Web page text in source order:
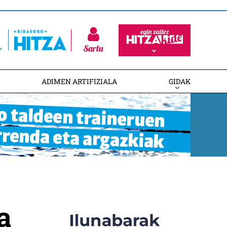
Sartu
ADIMEN ARTIFIZIALA GIDAK